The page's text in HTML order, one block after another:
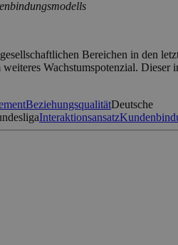
Bereichen in den
Wachstumspotenzial.
BeziehungsqualitätDeutsche
Interaktionsansatz